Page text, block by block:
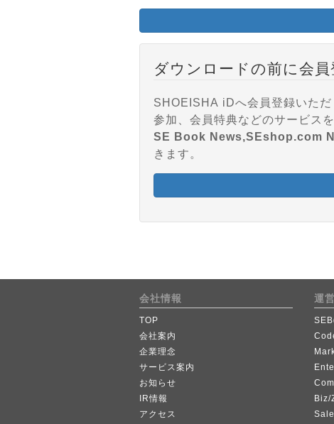
ダウンロードの前に会員
SHOEISHA iDへ会員登録いた
SE Book News,SEshop.com
きます。
会社情報
TOP
会社案内
企業理念
サービス案内
お知らせ
IR情報
アクセス
運
Biz/